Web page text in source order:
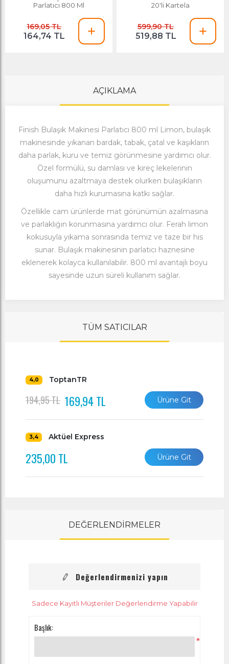
Parlatıcı 800 Ml
169,05 TL
164,74 TL
20'li Kartela
599,90 TL
519,88 TL
AÇIKLAMA
Finish Bulaşık Makinesi Parlatıcı 800 ml Limon, bulaşık
makinesinde yıkanan bardak, tabak, çatal ve kaşıkların
daha parlak, kuru ve temiz görünmesine yardımcı olur.
Özel formülü, su damlası ve kireç lekelerinin
oluşumunu azaltmaya destek olurken bulaşıkların
daha hızlı kurumasına katkı sağlar.
Özellikle cam ürünlerde mat görünümün azalmasına
ve parlaklığın korunmasına yardımcı olur. Ferah limon
kokusuyla yıkama sonrasında temiz ve taze bir his
sunar. Bulaşık makinesinin parlatıcı haznesine
eklenerek kolayca kullanılabilir. 800 ml avantajlı boyu
sayesinde uzun süreli kullanım sağlar.
TÜM SATICILAR
4,0 ToptanTR
194,95 TL 169,94 TL Ürüne Git
3,4 Aktüel Express
235,00 TL Ürüne Git
DEĞERLENDİRMELER
Değerlendirmenizi yapın
Sadece Kayıtlı Müşteriler Değerlendirme Yapabilir
Başlık:
*